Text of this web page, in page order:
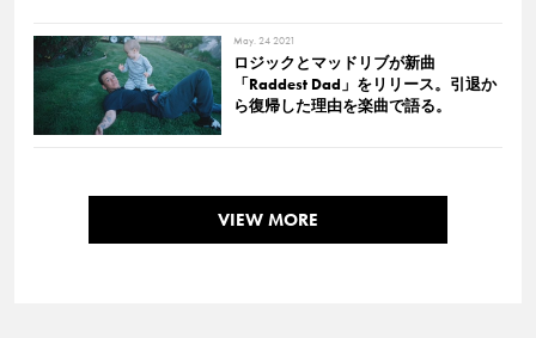
May. 24 2021
ロジックとマッドリブが新曲
「Raddest Dad」をリリース。引退か
ら復帰した理由を楽曲で語る。
VIEW MORE